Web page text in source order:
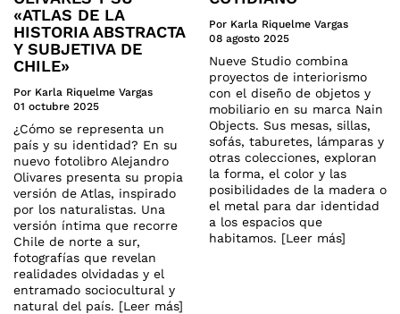
«ATLAS DE LA
HISTORIA ABSTRACTA
Y SUBJETIVA DE
CHILE»
Por Karla Riquelme Vargas
01 octubre 2025
¿Cómo se representa un
país y su identidad? En su
nuevo fotolibro Alejandro
Olivares presenta su propia
versión de Atlas, inspirado
por los naturalistas. Una
versión íntima que recorre
Chile de norte a sur,
fotografías que revelan
realidades olvidadas y el
entramado sociocultural y
natural del país. [Leer más]
Por Karla Riquelme Vargas
08 agosto 2025
Nueve Studio combina
proyectos de interiorismo
con el diseño de objetos y
mobiliario en su marca Nain
Objects. Sus mesas, sillas,
sofás, taburetes, lámparas y
otras colecciones, exploran
la forma, el color y las
posibilidades de la madera o
el metal para dar identidad
a los espacios que
habitamos. [Leer más]